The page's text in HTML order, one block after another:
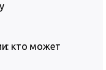
кто может